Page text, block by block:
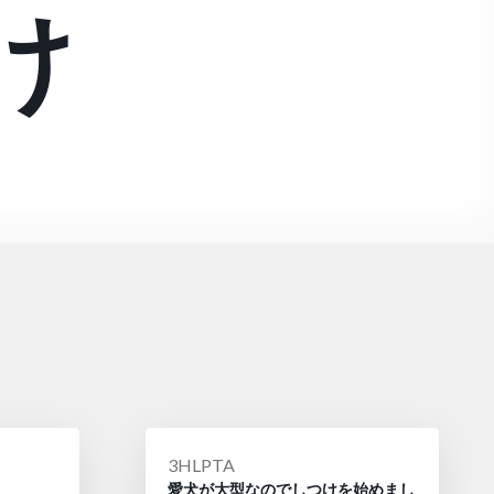
投
3HLPTA
愛犬が大型なのでしつけを始めまし